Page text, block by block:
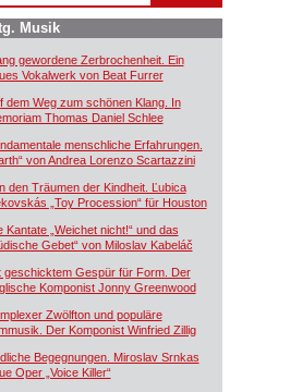
Musik
gewordene Zerbrochenheit. Ein
Vokalwerk von Beat Furrer
dem Weg zum schönen Klang. In
Thomas Daniel Schlee
menschliche Erfahrungen.
von Andrea Lorenzo Scartazzini
den Träumen der Kindheit. Ľubica
„Toy Procession“ für Houston
Kantate „Weichet nicht!“ und das
Gebet“ von Miloslav Kabeláč
geschicktem Gespür für Form. Der
Komponist Jonny Greenwood
Zwölfton und populäre
Der Komponist Winfried Zillig
Begegnungen. Miroslav Srnkas
Oper „Voice Killer“